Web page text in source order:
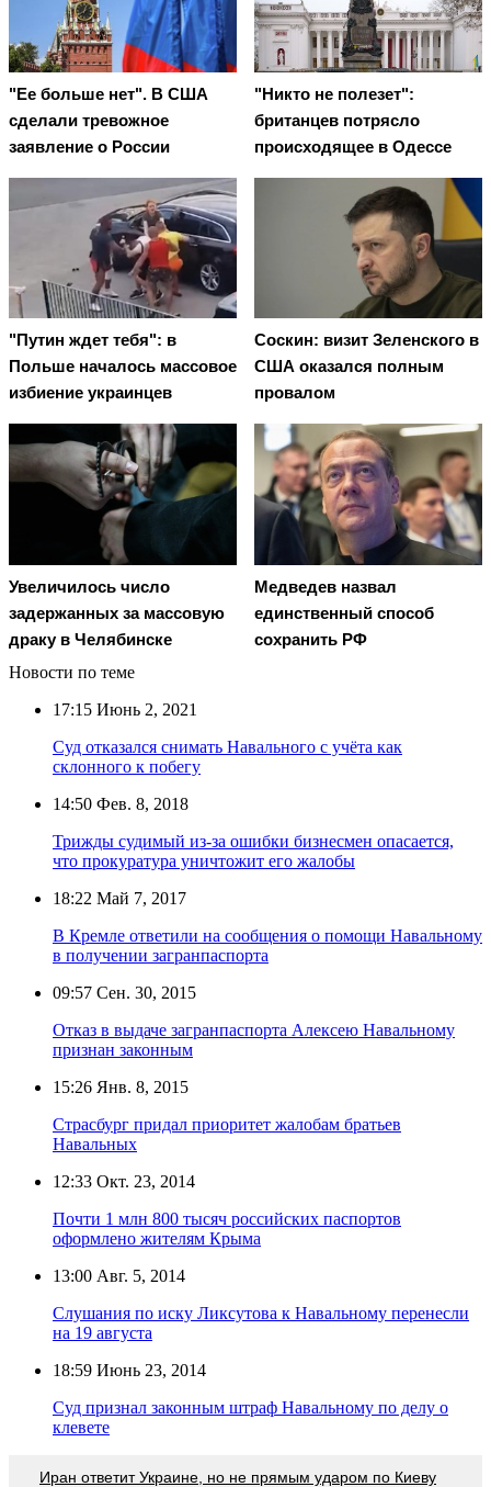
"Ее больше нет". В США
сделали тревожное
заявление о России
"Никто не полезет":
британцев потрясло
происходящее в Одессе
"Путин ждет тебя": в
Польше началось массовое
избиение украинцев
Соскин: визит Зеленского в
США оказался полным
провалом
Увеличилось число
задержанных за массовую
драку в Челябинске
Медведев назвал
единственный способ
сохранить РФ
Новости по теме
17:15 Июнь 2, 2021
Суд отказался снимать Навального с учёта как
склонного к побегу
14:50 Фев. 8, 2018
Трижды судимый из-за ошибки бизнесмен опасается,
что прокуратура уничтожит его жалобы
18:22 Май 7, 2017
В Кремле ответили на сообщения о помощи Навальному
в получении загранпаспорта
09:57 Сен. 30, 2015
Отказ в выдаче загранпаспорта Алексею Навальному
признан законным
15:26 Янв. 8, 2015
Страсбург придал приоритет жалобам братьев
Навальных
12:33 Окт. 23, 2014
Почти 1 млн 800 тысяч российских паспортов
оформлено жителям Крыма
13:00 Авг. 5, 2014
Слушания по иску Ликсутова к Навальному перенесли
на 19 августа
18:59 Июнь 23, 2014
Суд признал законным штраф Навальному по делу о
клевете
Иран ответит Украине, но не прямым ударом по Киеву